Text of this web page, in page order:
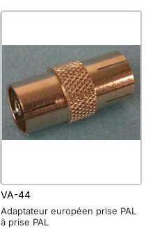
VA-44
Adaptateur européen prise PAL
à prise PAL